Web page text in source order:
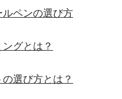
ペンの選び方
グとは？
選び方とは？